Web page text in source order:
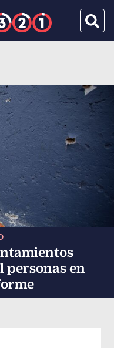
personas en
EmailFacebook
mediante Twitter
actual mediante